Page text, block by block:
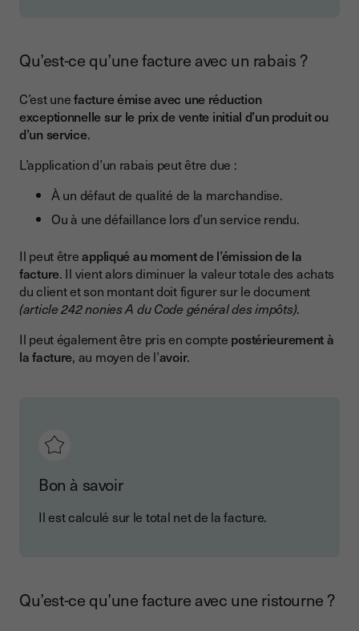
Qu’est-ce qu’une facture avec un rabais ?
C’est unefacture émise avec une réduction
exceptionnelle sur le prix de vente initial d’un produit ou
d’un service.
L’application d’un rabais peut être due :
À un défaut de qualité de la marchandise.
Ou à une défaillance lors d’un service rendu.
Il peut êtreappliqué au moment de l’émission de la
facture. Il vient alors diminuer la valeur totale des achats
du client et son montant doit figurer sur le document
(article 242 nonies A du Code général des impôts).
Il peut également être pris en compte postérieurement à
la facture, au moyen de l’avoir.
Bon à savoir
Il est calculé sur le total net de la facture.
Qu’est-ce qu’une facture avec une ristourne ?